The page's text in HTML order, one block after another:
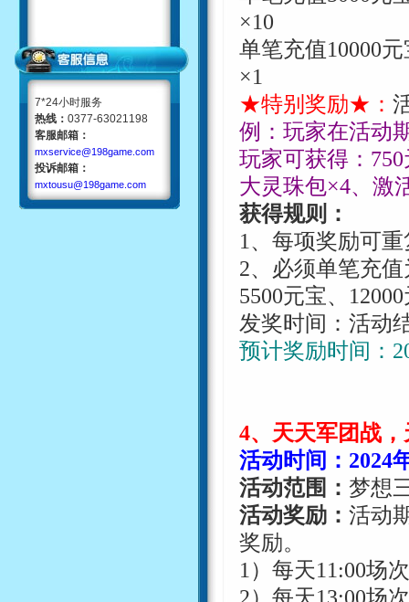
7*24小时服务
热线： 0377-63021198
客服邮箱：
mxservice@198game.com
投诉邮箱：
mxtousu@198game.com
×10
单笔充值10000元
×1
★特别奖励★：
例：玩家在活动
玩家可获得： 750
大灵珠包×4、激
获得规则：
1 、每项奖励可
2、必须单笔充
5500元宝、 12000
发奖时间：活动
预计奖励时间：
4、天天军团战
活动时间： 2024
活动范围： 梦想
活动奖励： 活动
奖励。
1 ）每天11:00场